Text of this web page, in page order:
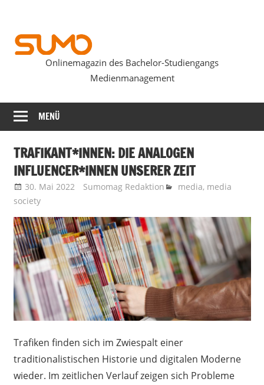
springen
SUMOmag
Onlinemagazin des Bachelor-Studiengangs
Medienmanagement
MENÜ
TRAFIKANT*INNEN: DIE ANALOGEN
INFLUENCER*INNEN UNSERER ZEIT
30. Mai 2022 Sumomag Redaktion media, media
society
Trafiken finden sich im Zwiespalt einer
traditionalistischen Historie und digitalen Moderne
wieder. Im zeitlichen Verlauf zeigen sich Probleme